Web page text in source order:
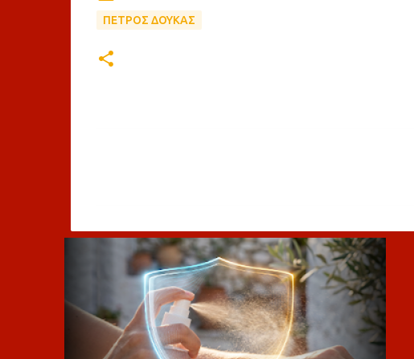
ΠΕΤΡΟΣ ΔΟΥΚΑΣ
λ